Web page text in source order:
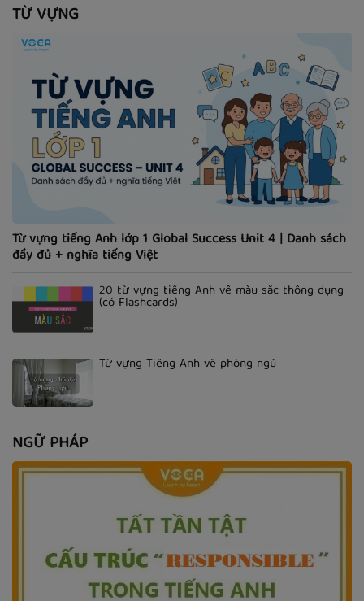
TỪ VỰNG
Từ vựng tiếng Anh lớp 1 Global Success Unit 4 | Danh sách
đầy đủ + nghĩa tiếng Việt
20 từ vựng tiếng Anh về màu sắc thông dụng
(có Flashcards)
Từ vựng Tiếng Anh về phòng ngủ
NGỮ PHÁP